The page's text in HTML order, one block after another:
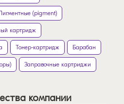
(pigment)
картридж
Тонер-картридж Барабан
Заправочные картриджи
компании